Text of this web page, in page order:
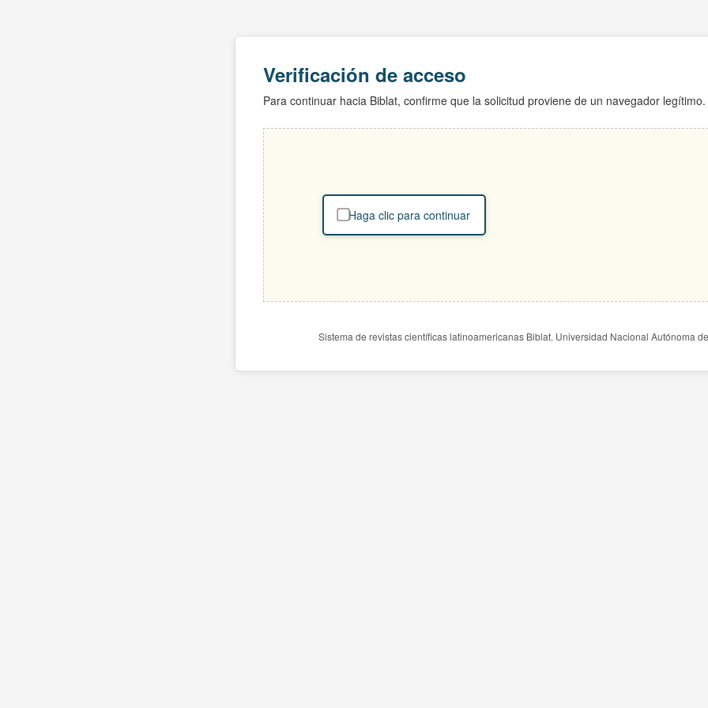
Verificación de acceso
Para continuar hacia Biblat, confirme que la solicitud proviene de un navegador legítimo.
Haga clic para continuar
Sistema de revistas científicas latinoamericanas Biblat. Universidad Nacional Autónoma